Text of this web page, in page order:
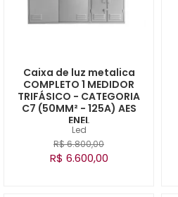
Led
Caixa de luz metalica
COMPLETO 1 MEDIDOR
TRIFÁSICO - CATEGORIA
C7 (50MM² - 125A) AES
ENEL
R$ 6.800,00
R$ 6.600,00